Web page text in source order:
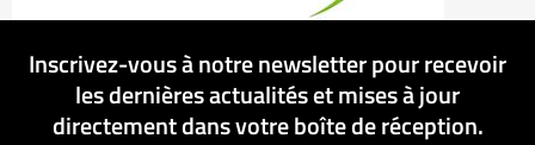
Inscrivez-vous à notre newsletter pour recevoir
les dernières actualités et mises à jour
directement dans votre boîte de réception.